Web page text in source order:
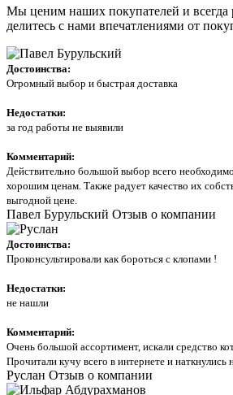
Мы ценим наших покупателей и всегда
делитесь с нами впечатлениями от
Достоинства:
Огромный выбор и быстрая доставка
Недостатки:
за год работы не выявили
Комментарий:
Действительно большой выбор всего
хорошим ценам. Также радует качество их
выгодной цене.
Павел Бурульский Отзыв о компании
Достоинства:
Проконсультировали как бороться с клопами !
Недостатки:
не нашли
Комментарий:
Очень большой ассортимент, искали средство
Прочитали кучу всего в интернете и
Руслан Отзыв о компании